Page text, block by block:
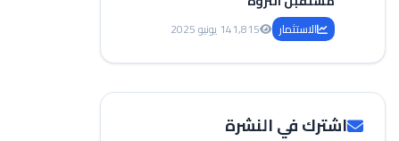
الاستثمار 1,81514 يونيو 2025
اشترك في النشرة